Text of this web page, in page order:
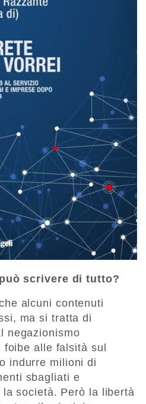
scrivere di tutto?
alcuni contenuti
ma si tratta di
negazionismo
foibe alle falsità sul
indurre milioni di
sbagliati e
società. Però la libertà